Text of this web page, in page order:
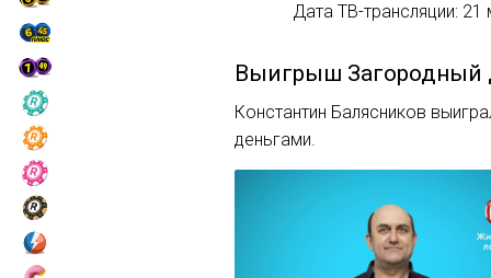
Дата ТВ-трансляции: 21
Выигрыш
Константин Балясников
деньгами.